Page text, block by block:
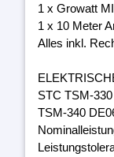
1 x Growatt
1 x 10 Meter
Alles inkl.
STC TSM-
TSM-340